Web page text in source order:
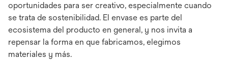
oportunidades para ser creativo, especialmente cuando
se trata de sostenibilidad. El envase es parte del
ecosistema del producto en general, y nos invita a
repensar la forma en que fabricamos, elegimos
materiales y más.